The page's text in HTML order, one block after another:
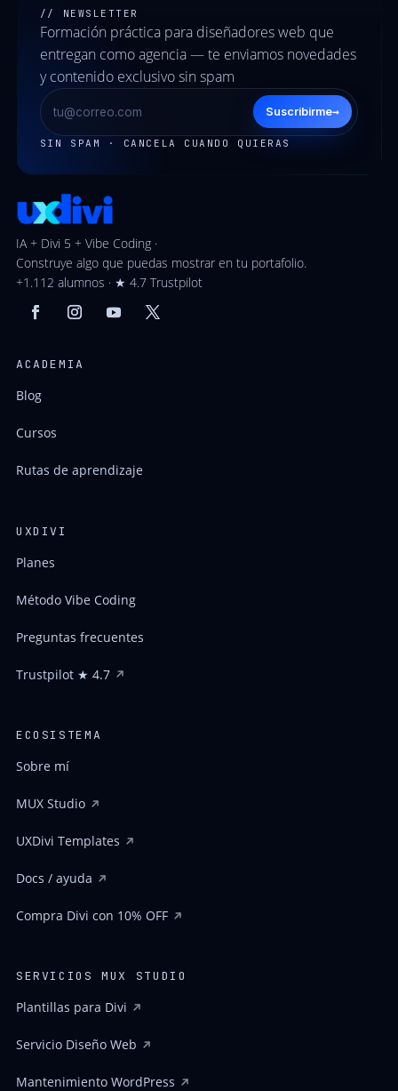
// NEWSLETTER
Formación práctica para diseñadores web que
entregan como agencia — te enviamos novedades
y contenido exclusivo sin spam
Suscribirme→
SIN SPAM · CANCELA CUANDO QUIERAS
IA + Divi 5 + Vibe Coding ·
Construye algo que puedas mostrar en tu portafolio.
+1.112 alumnos · ★ 4.7 Trustpilot
ACADEMIA
Blog
Cursos
Rutas de aprendizaje
UXDIVI
Planes
Método Vibe Coding
Preguntas frecuentes
Trustpilot ★ 4.7
ECOSISTEMA
Sobre mí
MUX Studio
UXDivi Templates
Docs / ayuda
Compra Divi con 10% OFF
SERVICIOS MUX STUDIO
Plantillas para Divi
Servicio Diseño Web
Mantenimiento WordPress